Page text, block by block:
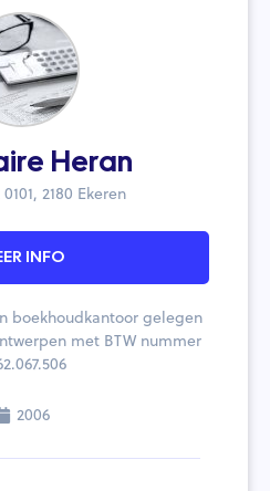
Heran
2180 Ekeren
INFO
boekhoudkantoor gelegen
met BTW nummer
2006